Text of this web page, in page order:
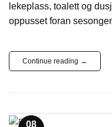
lekeplass, toalett og
oppusset foran
Continue reading →
08